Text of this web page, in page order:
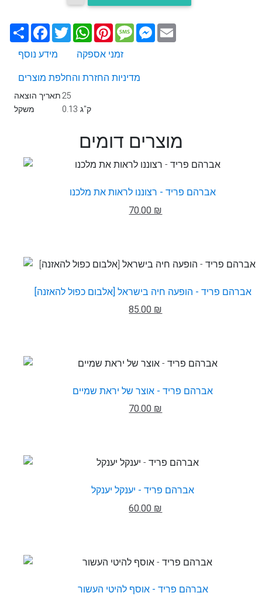
שתף Facebook
TwitterWhatsApp
PinterestMessageMessenger
מידע נוסף
זמני אספקה
מדיניות החזרת והחלפת מוצרים
תאריך הוצאה25
משקל
0.13 ק"ג
מוצרים דומים
אברהם פריד - רצוננו לראות את מלכנו
70.00 ₪
אברהם פריד - הופעה חיה בישראל [אלבום כפול להאזנה]
85.00 ₪
אברהם פריד - אוצר של יראת שמיים
70.00 ₪
אברהם פריד - יענקל יענקל
60.00 ₪
אברהם פריד - אוסף להיטי העשור